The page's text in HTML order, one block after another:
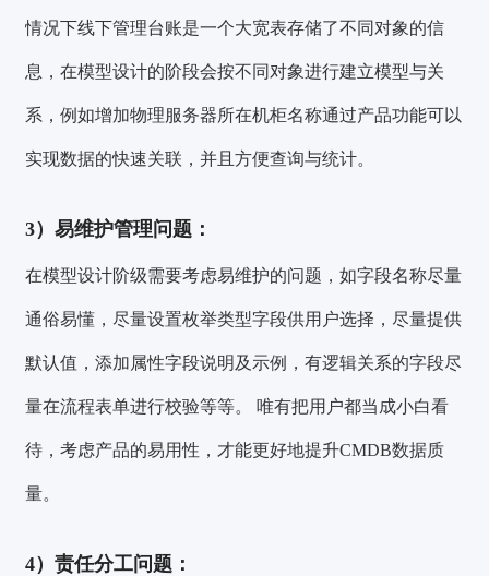
情况下线下管理台账是一个大宽表存储了不同对象的信
息，在模型设计的阶段会按不同对象进行建立模型与关
系，例如增加物理服务器所在机柜名称通过产品功能可以
实现数据的快速关联，并且方便查询与统计。
3）易维护管理问题：
在模型设计阶级需要考虑易维护的问题，如字段名称尽量
通俗易懂，尽量设置枚举类型字段供用户选择，尽量提供
默认值，添加属性字段说明及示例，有逻辑关系的字段尽
量在流程表单进行校验等等。 唯有把用户都当成小白看
待，考虑产品的易用性，才能更好地提升CMDB数据质
量。
4）责任分工问题：